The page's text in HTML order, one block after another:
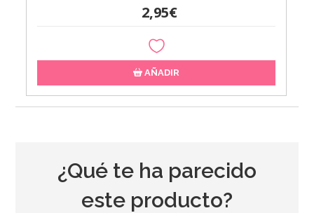
2,95€
AÑADIR
¿Qué te ha parecido
este producto?